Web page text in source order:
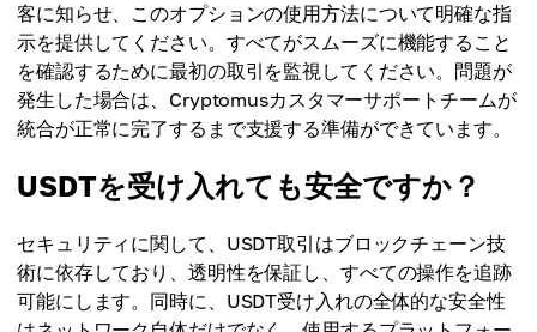
客に知らせ、このオプションの使用方法について明確な指
示を提供してください。すべてがスムーズに機能すること
を確認するために最初の取引を監視してください。問題が
発生した場合は、Cryptomusカスタマーサポートチームが
統合が正常に完了するまで支援する準備ができています。
USDTを受け入れても安全ですか？
セキュリティに関して、USDT取引はブロックチェーン技
術に依存しており、透明性を保証し、すべての操作を追跡
可能にします。同時に、USDT受け入れの全体的な安全性